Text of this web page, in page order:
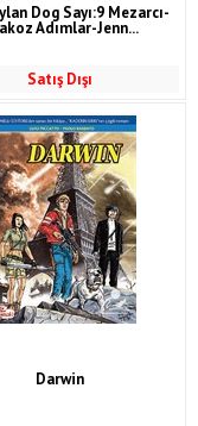
Dog Sayı:9 Mezarcı-
Adımlar-Jenn...
Satış Dışı
Darwin